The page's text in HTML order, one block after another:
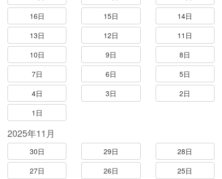
16日
15日
14日
13日
12日
11日
10日
9日
8日
7日
6日
5日
4日
3日
2日
1日
2025年11月
30日 29日
28日
27日
26日
25日